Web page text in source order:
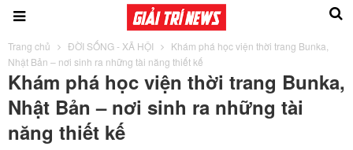
Trang chủ ĐỜI SỐNG - XÃ HỘI
Khám phá học viện thời trang Bunka,
Nhật Bản – nơi sinh ra những tài năng thiết kế
Khám phá học viện thời trang Bunka,
Nhật Bản – nơi sinh ra những tài
năng thiết kế